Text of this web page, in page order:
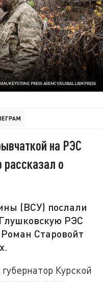
KEYSTONE PRESS AGENCY/GLOBALLOOKPRESS
на РЭС
рассказал о
(ВСУ) послали
РЭС
Старовойт
Курской